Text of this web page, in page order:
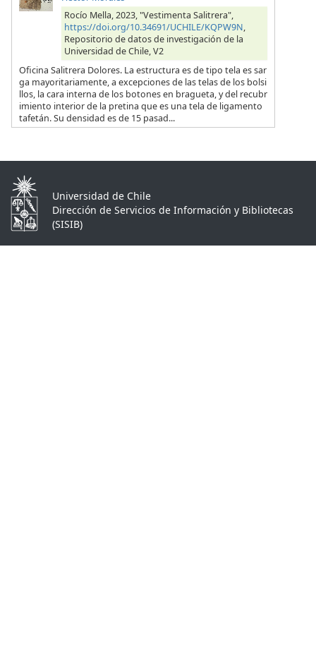
Rocío Mella, 2023, "Vestimenta Salitrera",
https://doi.org/10.34691/UCHILE/KQPW9N,
Repositorio de datos de investigación de la
Universidad de Chile, V2
Oficina Salitrera Dolores. La estructura es de tipo tela es sar
ga mayoritariamente, a excepciones de las telas de los bolsi
llos, la cara interna de los botones en bragueta, y del recubr
imiento interior de la pretina que es una tela de ligamento
tafetán. Su densidad es de 15 pasad...
Universidad de Chile
Dirección de Servicios de Información y Bibliotecas
(SISIB)